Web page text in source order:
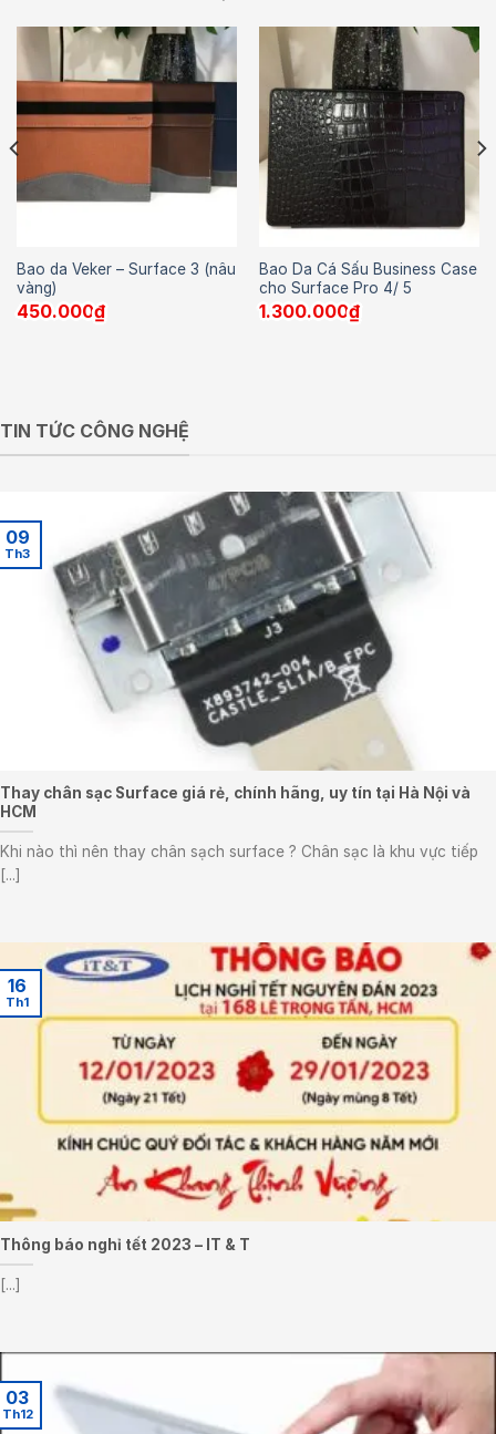
Bao da Veker – Surface 3 (nâu
vàng)
450.000₫
Bao Da Cá Sấu Business Case
cho Surface Pro 4/ 5
1.300.000₫
TIN TỨC CÔNG NGHỆ
Thay chân sạc Surface giá rẻ, chính hãng, uy tín tại Hà Nội và
HCM
Khi nào thì nên thay chân sạch surface ? Chân sạc là khu vực tiếp
[...]
09
Th3
Thông báo nghỉ tết 2023 – IT & T
[...]
16
Th1
03
Th12